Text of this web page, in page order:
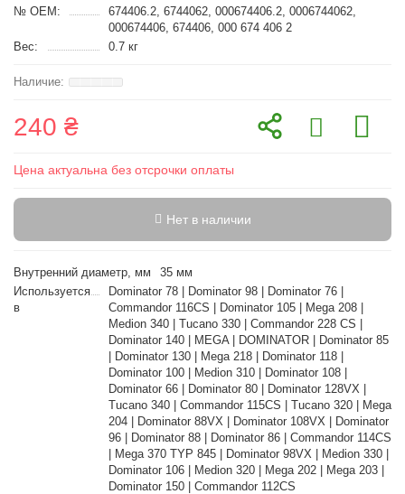
№ OEM:
674406.2, 6744062, 000674406.2, 0006744062,
000674406, 674406, 000 674 406 2
Вес:
0.7 кг
240 ₴
Цена актуальна без отсрочки оплаты
Нет в наличии
Внутренний диаметр, мм
35 мм
Используется
в
Dominator 78 | Dominator 98 | Dominator 76 |
Commandor 116CS | Dominator 105 | Mega 208 |
Medion 340 | Tucano 330 | Commandor 228 CS |
Dominator 140 | MEGA | DOMINATOR | Dominator 85
| Dominator 130 | Mega 218 | Dominator 118 |
Dominator 100 | Medion 310 | Dominator 108 |
Dominator 66 | Dominator 80 | Dominator 128VX |
Tucano 340 | Commandor 115CS | Tucano 320 | Mega
204 | Dominator 88VX | Dominator 108VX | Dominator
96 | Dominator 88 | Dominator 86 | Commandor 114CS
| Mega 370 TYP 845 | Dominator 98VX | Medion 330 |
Dominator 106 | Medion 320 | Mega 202 | Mega 203 |
Dominator 150 | Commandor 112CS